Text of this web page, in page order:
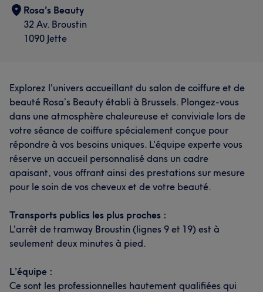
Rosa’s Beauty
32 Av. Broustin
1090 Jette
Explorez l'univers accueillant du salon de coiffure et de
beauté Rosa’s Beauty établi à Brussels. Plongez-vous
dans une atmosphère chaleureuse et conviviale lors de
votre séance de coiffure spécialement conçue pour
répondre à vos besoins uniques. L'équipe experte vous
réserve un accueil personnalisé dans un cadre
apaisant, vous offrant ainsi des prestations sur mesure
pour le soin de vos cheveux et de votre beauté.
Transports publics les plus proches :
L'arrêt de tramway Broustin (lignes 9 et 19) est à
seulement deux minutes à pied.
L’équipe :
Ce sont les professionnelles hautement qualifiées qui